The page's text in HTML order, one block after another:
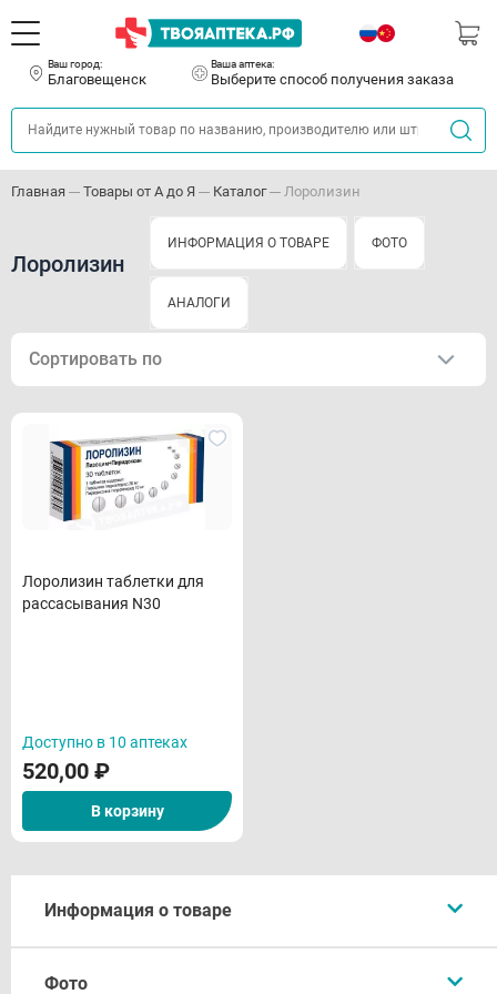
Ваш город:
Благовещенск
Ваша аптека:
Выберите способ получения заказа
Главная Товары от А до Я Каталог Лоролизин
Лоролизин
ИНФОРМАЦИЯ О ТОВАРЕ ФОТО
АНАЛОГИ
Сортировать по
Лоролизин таблетки для
рассасывания N30
Доступно в 10 аптеках
520,00 ₽
В корзину
Информация о товаре
Фото